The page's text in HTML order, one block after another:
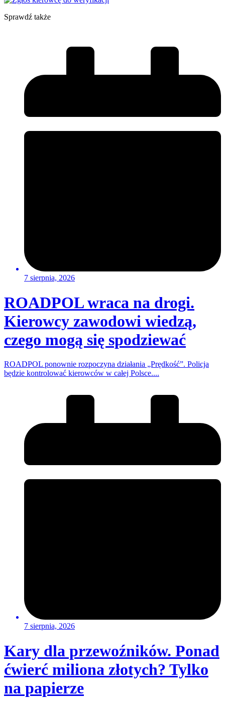
Sprawdź także
7 sierpnia, 2026
ROADPOL wraca na drogi.
Kierowcy zawodowi wiedzą,
czego mogą się spodziewać
ROADPOL ponownie rozpoczyna działania „Prędkość”. Policja
będzie kontrolować kierowców w całej Polsce....
7 sierpnia, 2026
Kary dla przewoźników. Ponad
ćwierć miliona złotych? Tylko
na papierze